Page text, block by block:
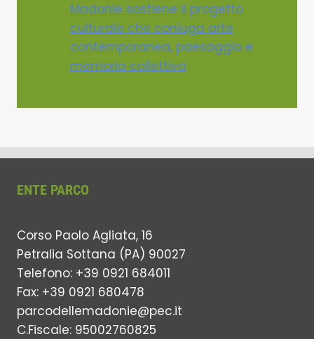
Madonie sostiene il progetto
culturale che coniuga arte
contemporanea, paesaggio e
memoria collettiva
ENTE PARCO
Corso Paolo Agliata, 16
Petralia Sottana (PA) 90027
Telefono: +39 0921 684011
Fax: +39 0921 680478
parcodellemadonie@pec.it
C.Fiscale: 95002760825